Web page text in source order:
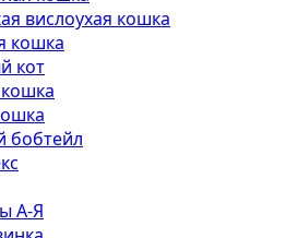
вислоухая кошка
кошка
кот
бобтейл
А-Я